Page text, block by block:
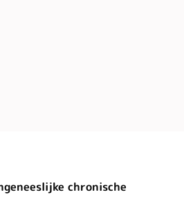
chronische